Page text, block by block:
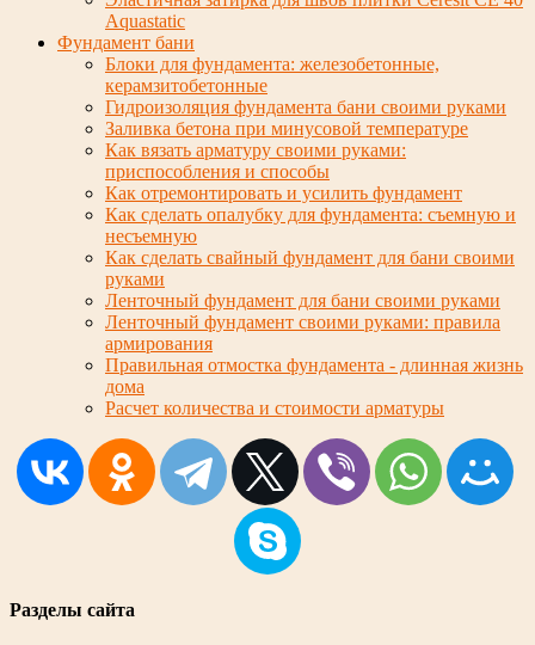
Aquastatic
Фундамент бани
Блоки для фундамента: железобетонные,
керамзитобетонные
Гидроизоляция фундамента бани своими руками
Заливка бетона при минусовой температуре
Как вязать арматуру своими руками:
приспособления и способы
Как отремонтировать и усилить фундамент
Как сделать опалубку для фундамента: съемную и
несъемную
Как сделать свайный фундамент для бани своими
руками
Ленточный фундамент для бани своими руками
Ленточный фундамент своими руками: правила
армирования
Правильная отмостка фундамента - длинная жизнь
дома
Расчет количества и стоимости арматуры
Разделы сайта